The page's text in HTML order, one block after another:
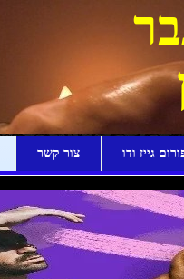
גייז ודו צור קשר